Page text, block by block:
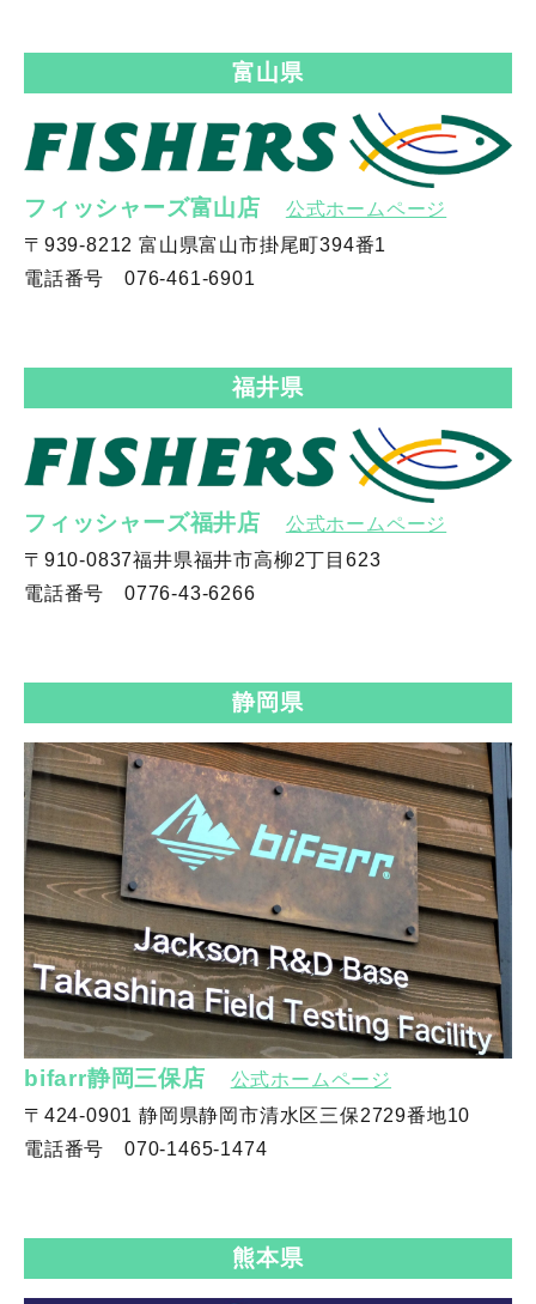
富山県
フィッシャーズ富山店
公式ホームページ
〒939-8212 富山県富山市掛尾町394番1
電話番号 076-461-6901
福井県
フィッシャーズ福井店
公式ホームページ
〒910-0837福井県福井市高柳2丁目623
電話番号 0776-43-6266
静岡県
bifarr静岡三保店
公式ホームページ
〒424-0901 静岡県静岡市清水区三保2729番地10
電話番号 070-1465-1474
熊本県